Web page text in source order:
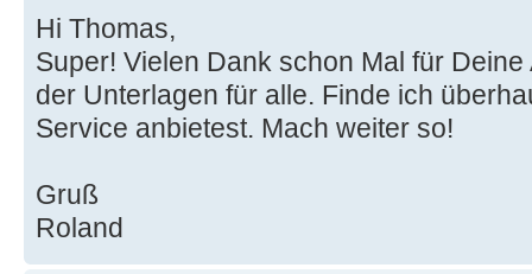
Hi Thomas,
Super! Vielen Dank schon Mal für
der Unterlagen für alle. Finde ich
Service anbietest. Mach weiter so!
Gruß
Roland